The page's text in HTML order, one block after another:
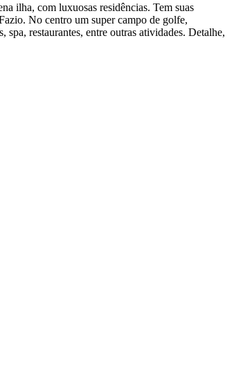
ilha, com luxuosas residências. Tem suas
No centro um super campo de golfe,
restaurantes, entre outras atividades. Detalhe,